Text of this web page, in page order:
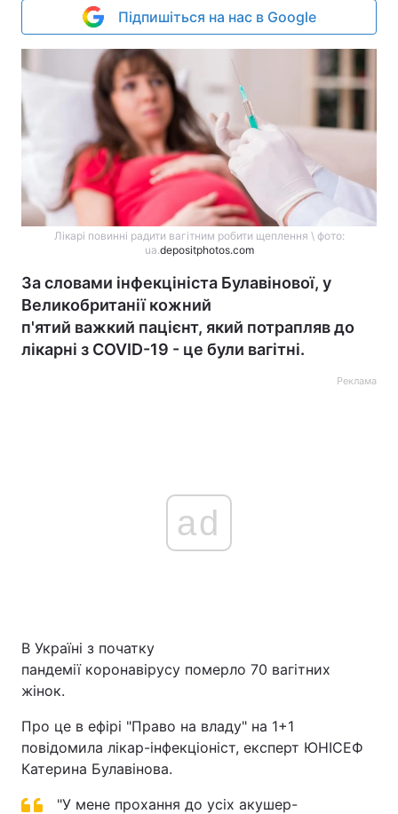
Підпишіться на нас в Google
Лікарі повинні радити вагітним робити щеплення \ фото:
ua.depositphotos.com
За словами інфекцініста Булавінової, у
Великобританії кожний
п'ятий важкий пацієнт, який потрапляв до
лікарні з COVID-19 - це були вагітні.
Реклама
ad
В Україні з початку
пандемії коронавірусу померло 70 вагітних
жінок.
Про це в ефірі "Право на владу" на 1+1
повідомила лікар-інфекціоніст, експерт ЮНІСЕФ
Катерина Булавінова.
"У мене прохання до усіх акушер-